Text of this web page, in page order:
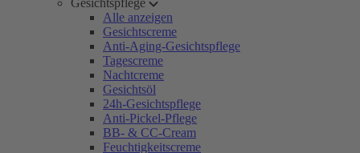
Gesichtspflege
Alle anzeigen
Gesichtscreme
Anti-Aging-Gesichtspflege
Tagescreme
Nachtcreme
Gesichtsöl
24h-Gesichtspflege
Anti-Pickel-Pflege
BB- & CC-Cream
Feuchtigkeitscreme